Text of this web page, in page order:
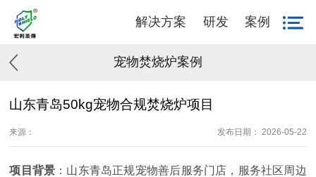
解决方案 研发 案例
宠物焚烧炉案例
山东青岛50kg宠物合规焚烧炉项目
来源： 发布日期： 2026-05-22
项目背景 ：山东青岛正规宠物善后服务门店，服务社区周边